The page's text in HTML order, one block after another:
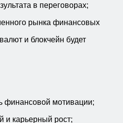
в переговорах;
рынка финансовых
и блокчейн будет
финансовой мотивации;
и карьерный рост;